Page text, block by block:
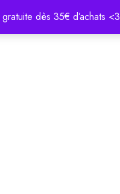
gratuite dès 35€ d’achats <3